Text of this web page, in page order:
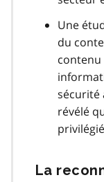
Une
du
sécurité
révélé
La